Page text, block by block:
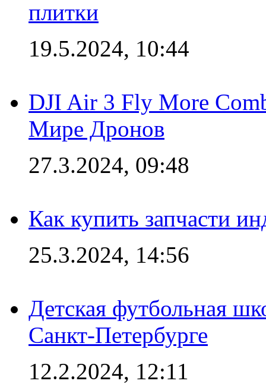
плитки
19.5.2024, 10:44
DJI Air 3 Fly More
Мире Дронов
27.3.2024, 09:48
Как купить запчасти
25.3.2024, 14:56
Детская футбольная
Санкт-Петербурге
12.2.2024, 12:11